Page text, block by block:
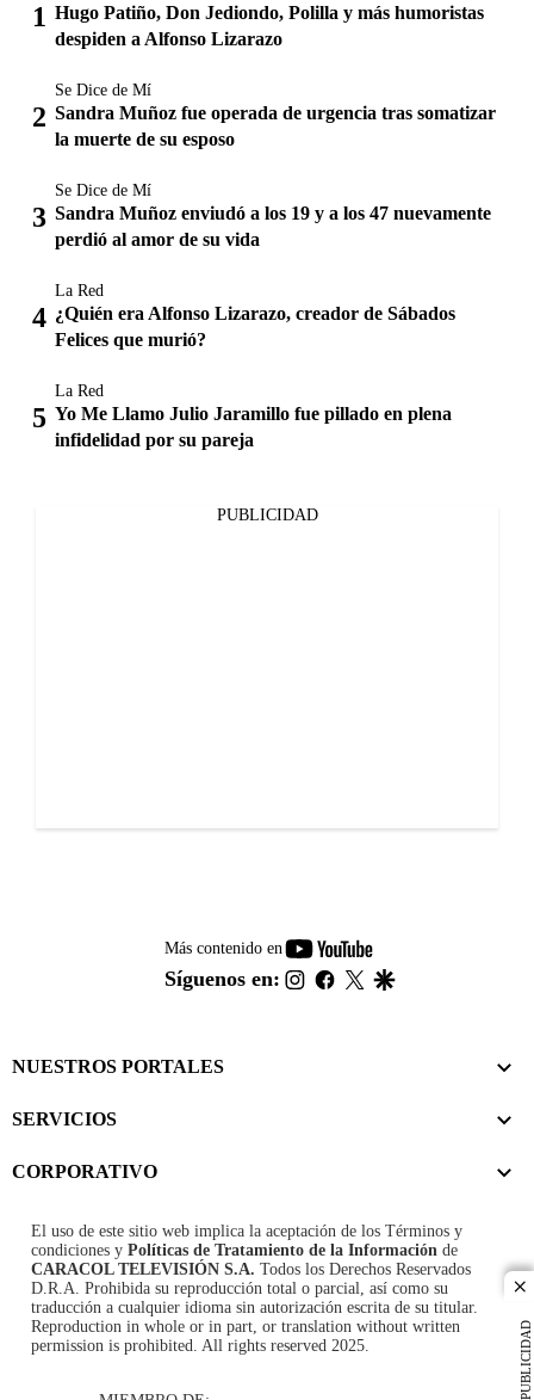
PUBLICIDAD
Hugo Patiño, Don Jediondo, Polilla y más humoristas
despiden a Alfonso Lizarazo
Se Dice de Mí
Sandra Muñoz fue operada de urgencia tras somatizar
la muerte de su esposo
Se Dice de Mí
Sandra Muñoz enviudó a los 19 y a los 47 nuevamente
perdió al amor de su vida
La Red
¿Quién era Alfonso Lizarazo, creador de Sábados
Felices que murió?
La Red
Yo Me Llamo Julio Jaramillo fue pillado en plena
infidelidad por su pareja
PUBLICIDAD
Más contenido en
youtube-
footer
Síguenos en: instagram
facebook
twitter
NUESTROS PORTALES
SERVICIOS
CORPORATIVO
El uso de este sitio web implica la aceptación de los Términos y
condiciones y Políticas de Tratamiento de la Información de
CARACOL TELEVISIÓN S.A. Todos los Derechos Reservados
D.R.A. Prohibida su reproducción total o parcial, así como su
traducción a cualquier idioma sin autorización escrita de su titular.
Reproduction in whole or in part, or translation without written
permission is prohibited. All rights reserved 2025.